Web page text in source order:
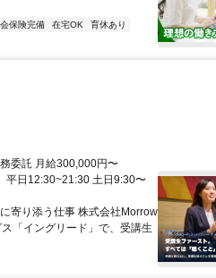
保険完備 在宅OK
育休あり
委託 月給300,000円〜
平日12:30~21:30 土日9:30〜
寄り添う仕事 株式会社Morrow
「イングリード」で、受講生